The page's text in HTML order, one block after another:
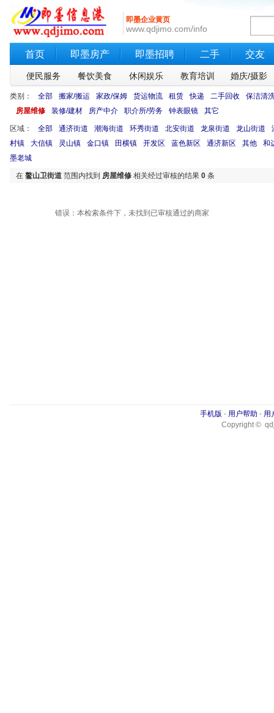
即墨企业黄页
www.qdjimo.com/info
首页 即墨房产 即墨招聘 二手 交友
便民服务 餐饮美食 休闲娱乐 教育培训 婚庆/摄影
类别： 全部 搬家/搬运 家政/保姆 货运物流 租赁 快递 二手回收
保洁清
房屋维修
装修/建材 房产中介 职介所/劳务 钟表眼镜 其它
区域： 全部 通济街道 潮海街道 环秀街道 北安街道 龙泉街道 龙山街道
村镇
大信镇 灵山镇 金口镇 田横镇 开发区 蓝色新区 通济新区 其他
和
墨老城
在 鳌山卫街道 范围内找到 房屋维修 相关经过审核的结果 0 条
错误：本检索条件下，未找到已审核通过的商家
手机版 - 用户帮助 - 用
Copyright ©